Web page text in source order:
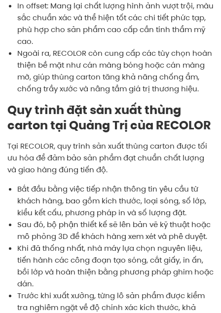
In offset: Mang lại chất lượng hình ảnh vượt trội, màu
sắc chuẩn xác và thể hiện tốt các chi tiết phức tạp,
phù hợp cho sản phẩm cao cấp cần tính thẩm mỹ
cao.
Ngoài ra, RECOLOR còn cung cấp các tùy chọn hoàn
thiện bề mặt như cán màng bóng hoặc cán màng
mờ, giúp thùng carton tăng khả năng chống ẩm,
chống trầy xước và nâng tầm giá trị thương hiệu.
Quy trình đặt sản xuất thùng
carton tại Quảng Trị của RECOLOR
Tại RECOLOR, quy trình sản xuất thùng carton được tối
ưu hóa để đảm bảo sản phẩm đạt chuẩn chất lượng
và giao hàng đúng tiến độ.
Bắt đầu bằng việc tiếp nhận thông tin yêu cầu từ
khách hàng, bao gồm kích thước, loại sóng, số lớp,
kiểu kết cấu, phương pháp in và số lượng đặt.
Sau đó, bộ phận thiết kế sẽ lên bản vẽ kỹ thuật hoặc
mô phỏng 3D để khách hàng xem xét và phê duyệt.
Khi đã thống nhất, nhà máy lựa chọn nguyên liệu,
tiến hành các công đoạn tạo sóng, cắt giấy, in ấn,
bồi lớp và hoàn thiện bằng phương pháp ghim hoặc
dán.
Trước khi xuất xưởng, từng lô sản phẩm được kiểm
tra nghiêm ngặt về độ chính xác kích thước, khả